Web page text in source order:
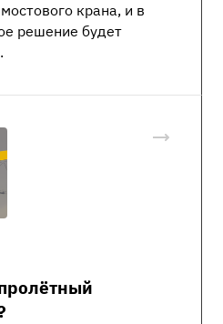
крана, и в
решение будет